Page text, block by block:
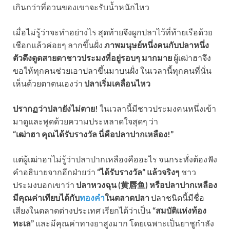
เกินกว่าที่อวนของเขาจะรับน้ำหนักไหว
เมื่อไม่รู้ว่าจะทำอย่างไร สุดท้ายจึงผูกปลาไว้ที่ท้ายเรือด้วย
เชือกแล้วค่อยๆ ลากขึ้นฝั่ง ภาพมนุษย์หนึ่งคนกับปลาหนึ่ง
ตัวดึงดูดสายตาชาวประมงที่อยู่รอบๆ มากมาย ผู้เฒ่าฮาจึง
ขอให้ทุกคนช่วยเอาปลาขึ้นมาบนฝั่ง ในเวลานี้ทุกคนที่นั่น
เห็นด้วยตาตนเองว่า ปลาเริ่มเคลื่อนไหว
ปรากฏว่าปลายังไม่ตาย! ในเวลานี้มีชาวประมงคนหนึ่งเข้า
มาดูและพูดด้วยความประหลาดใจสุดๆ ว่า
“เฒ่าฮา คุณได้รับรางวัล นี่คือปลาปากเหลือง!”
แต่ผู้เฒ่าฮาไม่รู้ว่าปลาปากเหลืองคืออะไร จนกระทั่งต้องฟัง
คำอธิบายจากอีกฝ่ายว่า “ได้รับรางวัล” แล้วจริงๆ ชาว
ประมงบอกเขาว่า ปลาหวงฉุน (黄唇鱼) หรือปลาปากเหลือง
มีคุณค่าเทียบได้กับทองคำในตลาดปลา ปลาชนิดนี้มีชื่อ
เสียงในตลาดต่างประเทศ เรียกได้ว่าเป็น“สมบัติแห่งท้อง
ทะเล” และมีคุณค่าทางยาสูงมาก โดยเฉพาะเป็นยาชูกำลัง